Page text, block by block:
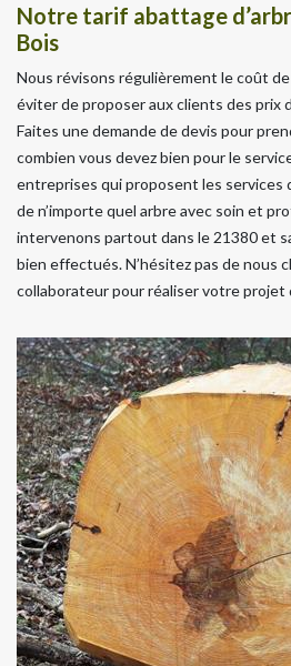
Notre tarif abattage
Bois
Nous révisons régulièrement le coût
éviter de proposer aux clients des prix
Faites une demande de devis pour
combien vous devez bien pour le
entreprises qui proposent les services
de n’importe quel arbre avec soin et
intervenons partout dans le 21380 et
bien effectués. N’hésitez pas de nous
collaborateur pour réaliser votre projet